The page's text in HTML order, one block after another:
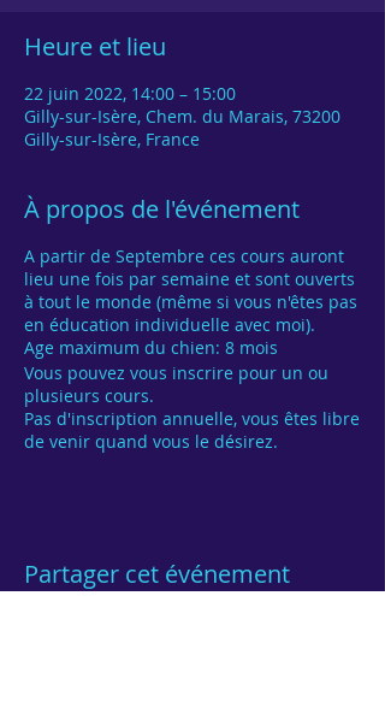
Heure et lieu
22 juin 2022, 14:00 – 15:00
Gilly-sur-Isère, Chem. du Marais, 73200
Gilly-sur-Isère, France
À propos de l'événement
A partir de Septembre ces cours auront
lieu une fois par semaine et sont ouverts
à tout le monde (même si vous n'êtes pas
en éducation individuelle avec moi).
Age maximum du chien: 8 mois
Vous pouvez vous inscrire pour un ou
plusieurs cours.
Pas d'inscription annuelle, vous êtes libre
de venir quand vous le désirez.
Partager cet événement